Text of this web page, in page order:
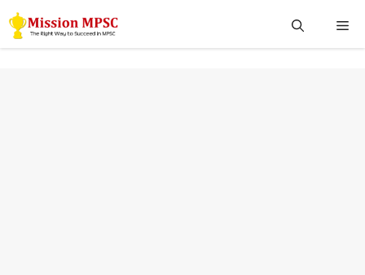
Skip
to